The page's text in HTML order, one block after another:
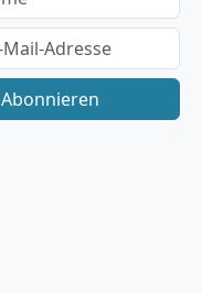
Abonnieren